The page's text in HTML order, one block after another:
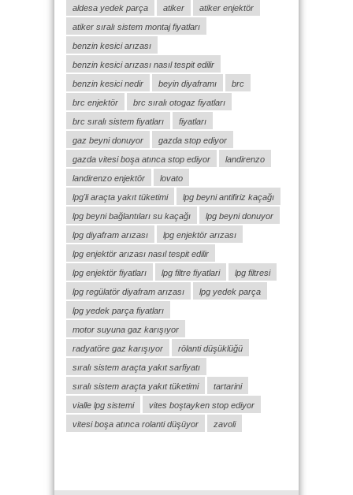
aldesa yedek parça
atiker
atiker enjektör
atiker sıralı sistem montaj fiyatları
benzin kesici arızası
benzin kesici arızası nasıl tespit edilir
benzin kesici nedir
beyin diyaframı
brc
brc enjektör
brc sıralı otogaz fiyatları
brc sıralı sistem fiyatları
fiyatları
gaz beyni donuyor
gazda stop ediyor
gazda vitesi boşa atınca stop ediyor
landirenzo
landirenzo enjektör
lovato
lpg'li araçta yakıt tüketimi
lpg beyni antifiriz kaçağı
lpg beyni bağlantıları su kaçağı
lpg beyni donuyor
lpg diyafram arızası
lpg enjektör arızası
lpg enjektör arızası nasıl tespit edilir
lpg enjektör fiyatları
lpg filtre fiyatlari
lpg filtresi
lpg regülatör diyafram arızası
lpg yedek parça
lpg yedek parça fiyatları
motor suyuna gaz karışıyor
radyatöre gaz karışıyor
rölanti düşüklüğü
sıralı sistem araçta yakıt sarfiyatı
sıralı sistem araçta yakıt tüketimi
tartarini
vialle lpg sistemi
vites boştayken stop ediyor
vitesi boşa atınca rolanti düşüyor
zavoli